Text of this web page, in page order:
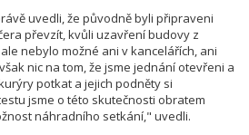
uvedli, že původně byli připraveni
převzít, kvůli uzavření budovy z
nebylo možné ani v kancelářích, ani
nic na tom, že jsme jednání otevřeni a
potkat a jejich podněty si
jsme o této skutečnosti obratem
náhradního setkání," uvedli.